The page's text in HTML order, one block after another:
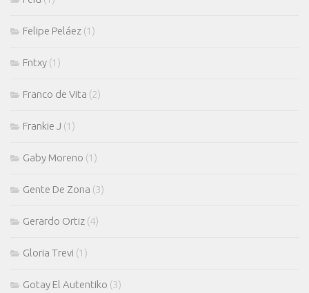
Felipe Peláez (1)
Fntxy (1)
Franco de Vita (2)
Frankie J (1)
Gaby Moreno (1)
Gente De Zona (3)
Gerardo Ortiz (4)
Gloria Trevi (1)
Gotay El Autentiko (3)